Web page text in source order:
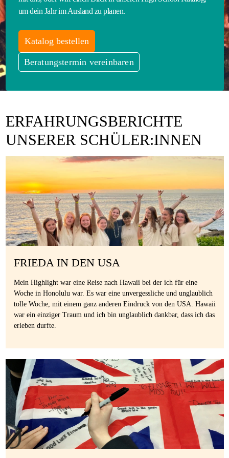
um dein Jahr im Ausland zu planen.
Katalog bestellen
Beratungstermin vereinbaren
ERFAHRUNGSBERICHTE
UNSERER SCHÜLER:INNEN
FRIEDA IN DEN USA
Mein Highlight war eine Reise nach Hawaii bei der ich für eine
Woche in Honolulu war. Es war eine unvergessliche und unglaublich
tolle Woche, mit einem ganz anderen Eindruck von den USA. Hawaii
war ein einziger Traum und ich bin unglaublich dankbar, dass ich das
erleben durfte.